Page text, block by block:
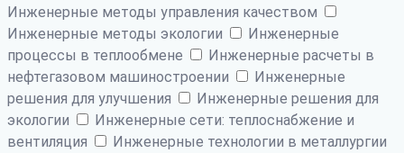
Инженерные методы управления качеством
Инженерные методы экологии
Инженерные
процессы в теплообмене
Инженерные расчеты в
нефтегазовом машиностроении
Инженерные
решения для улучшения
Инженерные решения для
экологии
Инженерные сети: теплоснабжение и
вентиляция
Инженерные технологии в металлургии